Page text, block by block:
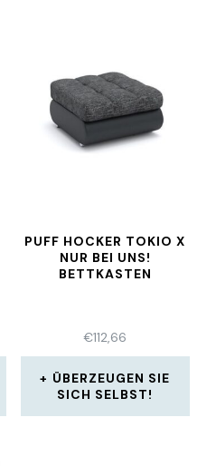
PUFF HOCKER TOKIO X
NUR BEI UNS!
BETTKASTEN
€112,66
ÜBERZEUGEN SIE
SICH SELBST!